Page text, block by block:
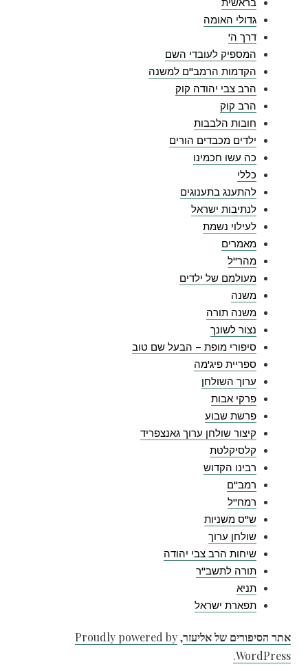
גדולי האומה
דרך ה'
המספיק לעובדי השם
הקדמות הרמב"ם למשנה
הרב צבי יהודה קוק
הרב קוק
חובות הלבבות
ילדים מכבדים הורים
כה עשו חכמינו
כללי
להתענג בתענוגים
לנתיבות ישראל
לעילוי נשמת
מאמרים
מהר"ל
מעולמם של ילדים
משנה
משנה תורה
נצור לשונך
סיפורי מופת – הבעל שם טוב
ספריית פיג'מה
ערוך השולחן
פרקי אבות
פרשת שבוע
קיצור שולחן ערוך גאנצפריד
קלסיקלטת
רבינו הקדוש
רמב"ם
רמח"ל
ש"ס משניות
שולחן ערוך
שיחות הרב צבי יהודה
תורה לתשב"ר
תניא
תפארת ישראל
אתר הסיפורים של אליעזר,
Proudly powered by
WordPress.